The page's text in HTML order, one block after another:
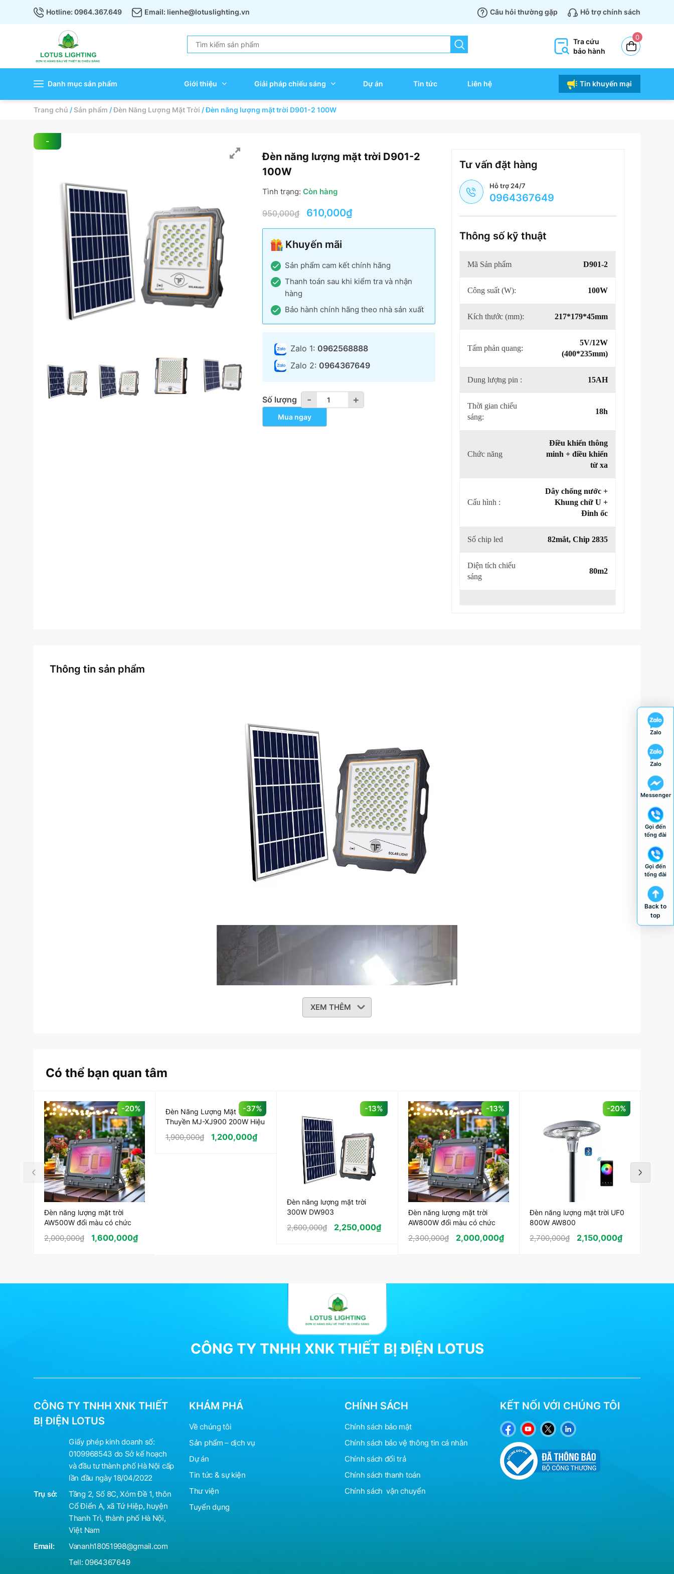
Hotline: 0964.367.649 Email: lienhe@lotuslighting.vn Câu hỏi thường gặp Hỗ trợ chính sách
Tra cứu
bảo hành
0
Danh mục sản phẩm Giới thiệu Giải pháp chiếu sáng Dự án Tin tức Liên hệ Tin khuyến mại
Trang chủ /Sản phẩm /Đèn Năng Lượng Mặt Trời /Đèn năng lượng mặt trời D901-2 100W
-
Đèn năng lượng mặt trời D901-2
100W
Tình trạng: Còn hàng
950,000₫
Giá
950,000₫.
610,000₫Giá
Khuyến mãi
Sản phẩm cam kết chính hãng
Thanh toán sau khi kiểm tra và nhận
hàng
Bảo hành chính hãng theo nhà sản xuất
Zalo 1: 0962568888
Zalo 2: 0964367649
Số lượng +
- +
-
Mua ngay
Tư vấn đặt hàng
Hỗ trợ 24/7
0964367649
Thông số kỹ thuật
Mã Sản phẩm D901-2
Công suất (W): 100W
Kích thước (mm): 217*179*45mm
Tấm phản quang:
5V/12W
(400*235mm)
Dung lượng pin : 15AH
Thời gian chiếu
sáng:
18h
Chức năng
Điều khiển thông
minh + điều khiển
từ xa
Cấu hình :
Dây chống nước +
Khung chữ U +
Đinh ốc
Số chip led 82mắt, Chip 2835
Diện tích chiếu
sáng
80m2
Thông tin sản phẩm
XEM THÊM
Có thể bạn quan tâm
-20%
Đèn năng lượng mặt trời
AW500W đổi màu có chức
2,000,000₫ 1,600,000₫
-37%
Đèn Năng Lượng Mặt Trời Phi
Thuyền MJ-XJ900 200W Hiệu
1,900,000₫ 1,200,000₫
-13%
Đèn năng lượng mặt trời
300W DW903
2,600,000₫ 2,250,000₫
-13%
Đèn năng lượng mặt trời
AW800W đổi màu có chức
2,300,000₫ 2,000,000₫
-20%
Đèn năng lượng mặt trời UF0
800W AW800
2,700,000₫ 2,150,000₫
CÔNG TY TNHH XNK THIẾT BỊ ĐIỆN LOTUS
CÔNG TY TNHH XNK THIẾT
BỊ ĐIỆN LOTUS
Giấy phép kinh doanh số:
0109968543 do Sở kế hoạch
và đầu tư thành phố Hà Nội cấp
lần đầu ngày 18/04/2022
Trụ sở:
Tầng 2, Số 8C, Xóm Đề 1, thôn
Cổ Điển A, xã Tứ Hiệp, huyện
Thanh Trì, thành phố Hà Nội,
Việt Nam
Email:
Vananh18051998@gmail.com
Tell: 0964367649
KHÁM PHÁ
Về chúng tôi
Sản phẩm – dịch vụ
Dự án
Tin tức & sự kiện
Thư viện
Tuyển dụng
CHÍNH SÁCH
Chính sách bảo mật
Chính sách bảo vệ thông tin cá nhân
Chính sách đổi trả
Chính sách thanh toán
Chính sách vận chuyển
KẾT NỐI VỚI CHÚNG TÔI
Zalo
Zalo
Messenger
Gọi đến
tổng đài
Gọi đến
tổng đài
Back to
top